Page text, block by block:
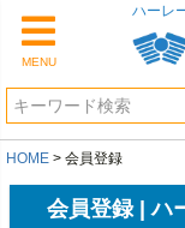
MENU
ハーレ
HOME 会員登録
会員登録 | ハ